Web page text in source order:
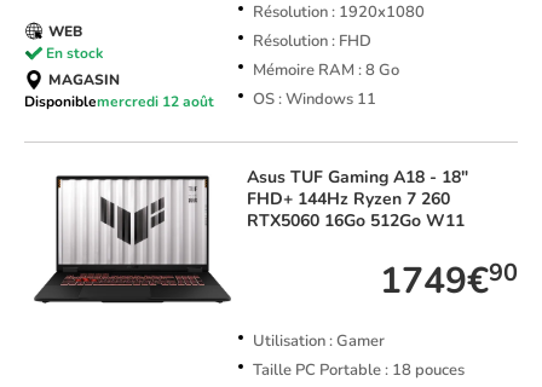
Résolution : 1920x1080
Résolution : FHD
Mémoire RAM : 8 Go
OS : Windows 11
WEB
En stock
MAGASIN
Disponiblemercredi 12 août
Asus TUF Gaming A18 - 18"
FHD+ 144Hz Ryzen 7 260
RTX5060 16Go 512Go W11
1749€90
Utilisation : Gamer
Taille PC Portable : 18 pouces